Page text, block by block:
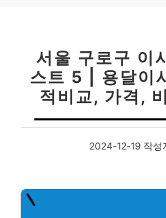
서울 구로구 이
스트 5 | 용달이
적비교, 가격,
2024-12-19 작성